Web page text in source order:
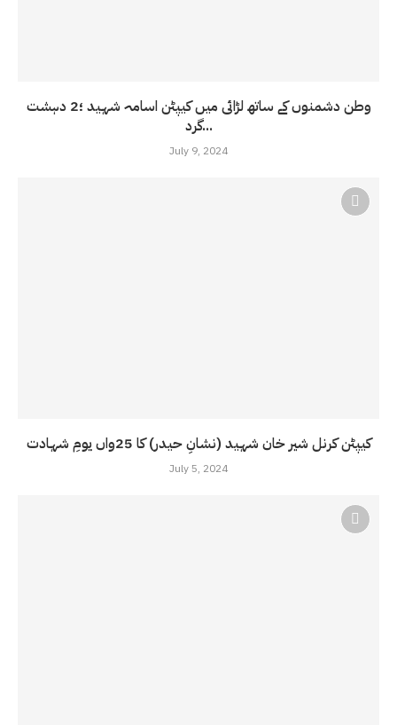
وطن دشمنوں کے ساتھ لڑائی میں کیپٹن اسامہ شہید ؛2 دہشت
گرد...
July 9, 2024
کیپٹن کرنل شیر خان شہید (نشانِ حیدر) کا 25واں یومِ شہادت
July 5, 2024